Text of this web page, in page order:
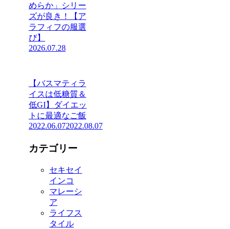
めらか」シリー
ズが良き！【ア
ラフィフの服選
び】
2026.07.28
【バスマティラ
イスは低糖質＆
低GI】ダイエッ
トに最適なご飯
2022.06.072022.08.07
カテゴリー
セキセイ
インコ
マレーシ
ア
ライフス
タイル